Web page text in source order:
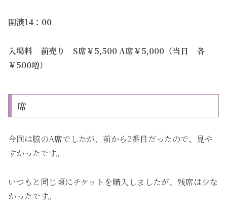
開演14：00
入場料 前売り S席￥5,500 A席￥5,000（当日 各
￥500増）
席
今回は脇のA席でしたが、前から2番目だったので、見や
すかったです。
いつもと同じ頃にチケットを購入しましたが、残席は少な
かったです。